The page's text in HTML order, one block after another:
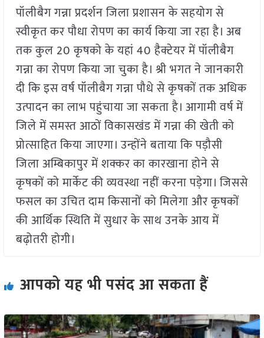
पॉलीबैग गन्ना प्रदर्शन जिला प्रशासन के सहयोग से
स्वीकृत कर पौधा रोपण का कार्य किया जा रहा है। अब
तक कुल 20 कृषको के यहां 40 हैक्टेयर में पॉलीबैग
गन्ना का रोपण किया जा चुका है। श्री भगत ने जानकारी
दी कि इस वर्ष पॉलीबैग गन्ना पौधे से कृषकों तक अधिक
उत्पादन का लाभ पहुंचाया जा सकता है। आगामी वर्ष में
जिले में समस्त आठों विकासखंड में गन्ना की खेती को
प्रोत्साहित किया जाएगा। उन्होंने बताया कि पड़ौसी
जिला अम्बिकापुर में शक्कर का कारखाना होने से
कृषकों को मार्केट की व्यवस्था नहीं करना पड़ेगा। जिससे
फसल का उचित दाम किसानों को मिलेगा और कृषकों
की आर्थिक स्थिति में सुधार के साथ उनके आय में
बढ़ोतरी होगी।
आपको यह भी पसंद आ सकता हैं